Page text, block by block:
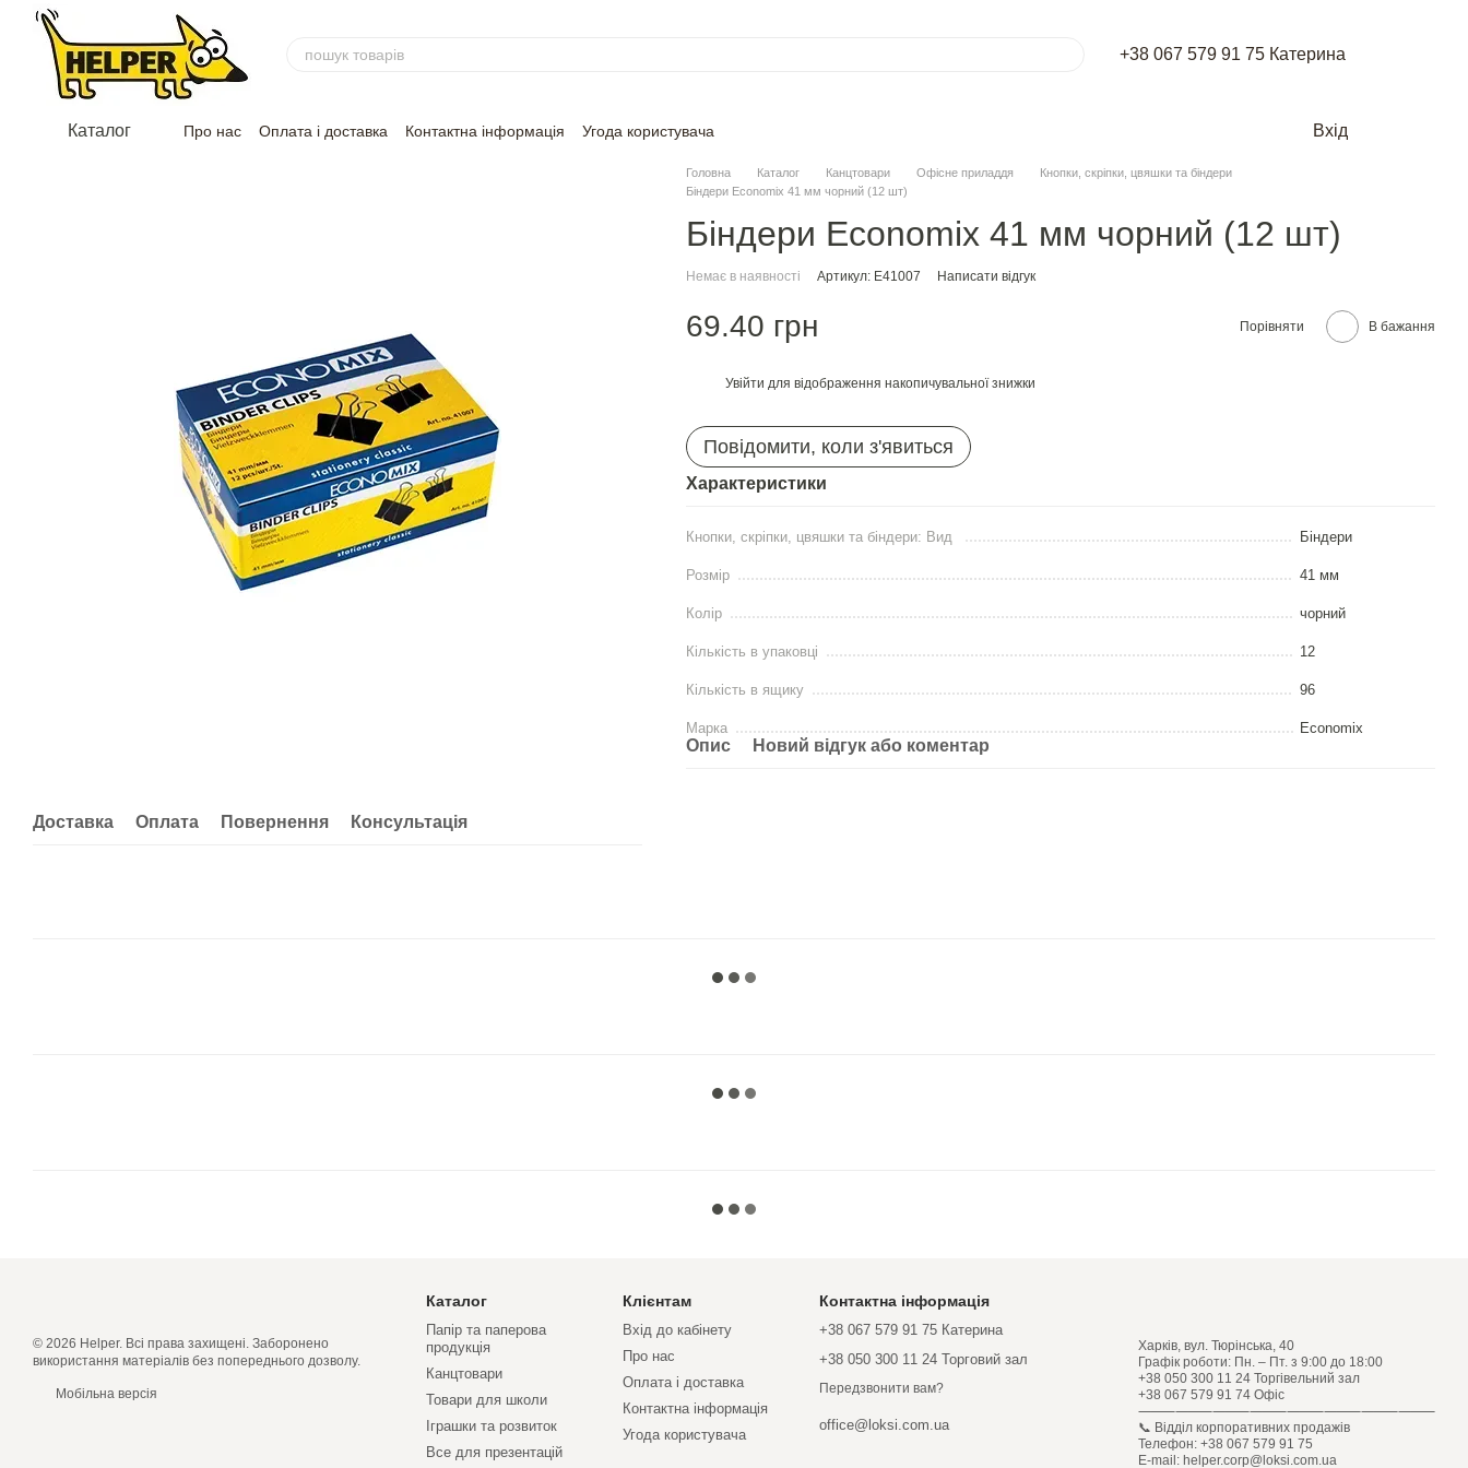
Перейти до основного контенту
+38 067 579 91 75 Катерина
Каталог Про нас Оплата і доставка Контактна інформація Угода користувача Вхід
Доставка Оплата Повернення Консультація
Головна Каталог Канцтовари Офісне приладдя
Кнопки, скріпки, цвяшки та біндери
Біндери Economix 41 мм чорний (12 шт)
Біндери Economix 41 мм чорний (12 шт)
Немає в наявності Артикул: E41007 Написати відгук
69.40 грн Порівняти В бажання
Увійти для відображення накопичувальної знижки
Повідомити, коли з'явиться
Характеристики
Кнопки, скріпки, цвяшки та біндери: Вид Біндери
Розмір 41 мм
Колір чорний
Кількість в упаковці 12
Кількість в ящику 96
Марка Economix
Опис Новий відгук або коментар
© 2026 Helper. Всі права захищені. Заборонено
використання матеріалів без попереднього дозволу.
Мобільна версія
Каталог
Папір та паперова
продукція
Канцтовари
Товари для школи
Іграшки та розвиток
Все для презентацій
Клієнтам
Вхід до кабінету
Про нас
Оплата і доставка
Контактна інформація
Угода користувача
Контактна інформація
+38 067 579 91 75 Катерина
+38 050 300 11 24 Торговий зал
Передзвонити вам?
office@loksi.com.ua
Харків, вул. Тюрінська, 40
Графік роботи: Пн. – Пт. з 9:00 до 18:00
+38 050 300 11 24 Торгівельний зал
+38 067 579 91 74 Офіс
⸻⸻⸻⸻⸻⸻⸻⸻
📞 Відділ корпоративних продажів
Телефон: +38 067 579 91 75
E-mail: helper.corp@loksi.com.ua